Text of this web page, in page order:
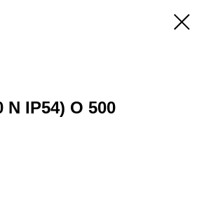
N IP54) O 500